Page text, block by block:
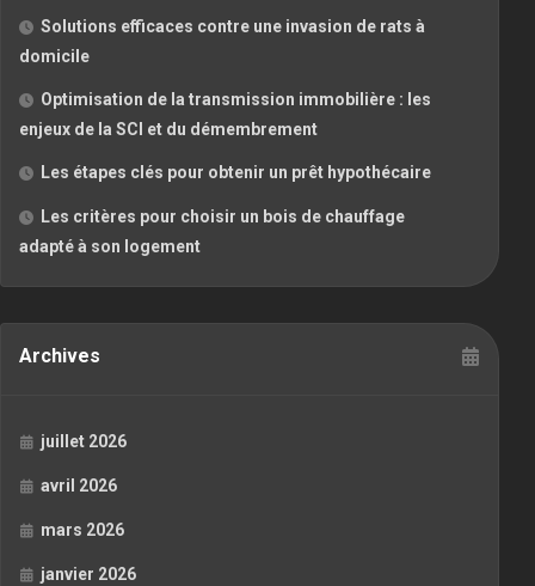
Solutions efficaces contre une invasion de rats à
domicile
Optimisation de la transmission immobilière : les
enjeux de la SCI et du démembrement
Les étapes clés pour obtenir un prêt hypothécaire
Les critères pour choisir un bois de chauffage
adapté à son logement
Archives
juillet 2026
avril 2026
mars 2026
janvier 2026